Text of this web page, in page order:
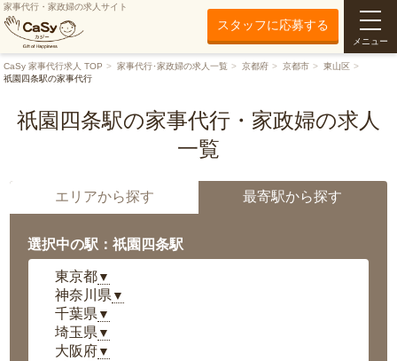
家事代行・家政婦の求人サイト
スタッフに応募する
メニュー
CaSy 家事代行求人 TOP 家事代行･家政婦の求人一覧 京都府 京都市
東山区
祇園四条駅の家事代行
祇園四条駅の家事代行・家政婦の求人
一覧
エリアから探す 最寄駅から探す
選択中の駅：祇園四条駅
東京都▼
神奈川県 ▼
千葉県 ▼
埼玉県 ▼
大阪府▼